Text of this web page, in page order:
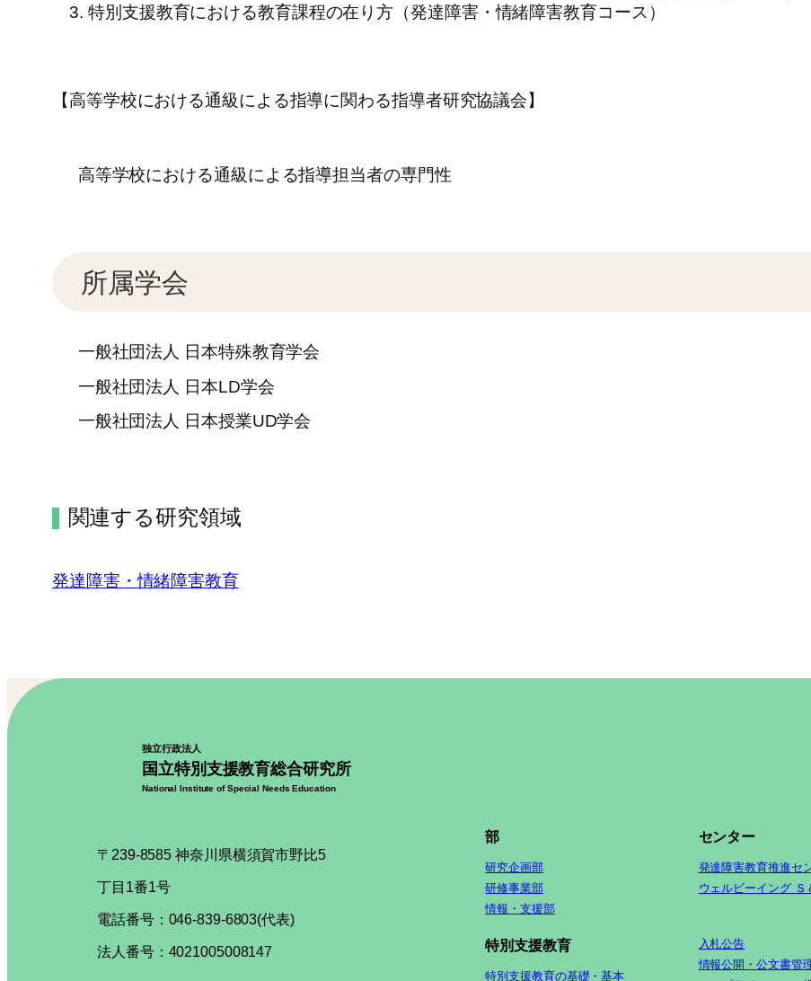
特別支援教育における教育課程の在り方（発達障害・情緒障害教育コース）
【高等学校における通級による指導に関わる指導者研究協議会】
高等学校における通級による指導担当者の専門性
所属学会
一般社団法人 日本特殊教育学会
一般社団法人 日本LD学会
一般社団法人 日本授業UD学会
関連する研究領域
発達障害・情緒障害教育
独立行政法人
国立特別支援教育総合研究所
National Institute of Special Needs Education
〒239-8585 神奈川県横須賀市野比5
丁目1番1号
電話番号：046-839-6803(代表)
法人番号：4021005008147
部
研究企画部
研修事業部
情報・支援部
センター
発達障害教育推進セ
ウェルビーイング Ｓ
特別支援教育
特別支援教育の基礎・基本
入札公告
情報公開・公文書管